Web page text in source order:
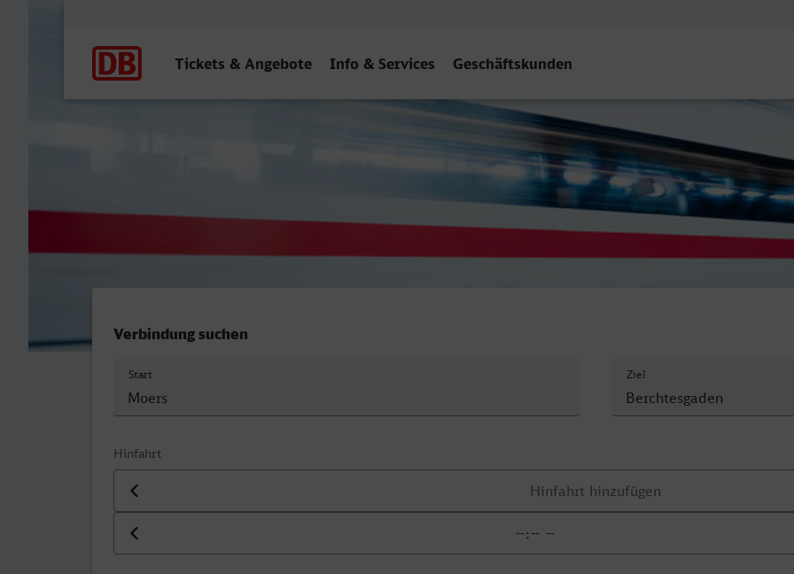
Tickets & Angebote Info & Services Geschäftskunden
Moers - ZOB/Hauptbahnhof, Berchtesgaden
Verbindung suchen
Start Ziel
Hinfahrt
Datum der Hinfahrt
Uhrzeit der Hinfahrt